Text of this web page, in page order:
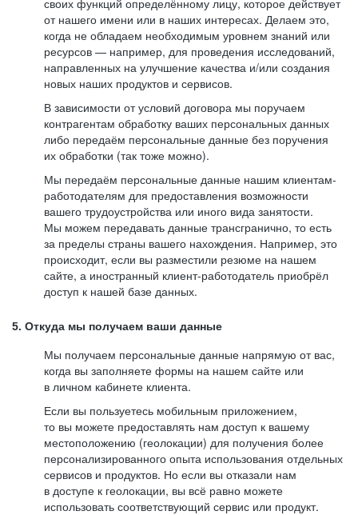
своих функций определённому лицу, которое действует
от нашего имени или в наших интересах. Делаем это,
когда не обладаем необходимым уровнем знаний или
ресурсов — например, для проведения исследований,
направленных на улучшение качества и/или создания
новых наших продуктов и сервисов.
В зависимости от условий договора мы поручаем
контрагентам обработку ваших персональных данных
либо передаём персональные данные без поручения
их обработки (так тоже можно).
Мы передаём персональные данные нашим клиентам-
работодателям для предоставления возможности
вашего трудоустройства или иного вида занятости.
Мы можем передавать данные трансгранично, то есть
за пределы страны вашего нахождения. Например, это
происходит, если вы разместили резюме на нашем
сайте, а иностранный клиент-работодатель приобрёл
доступ к нашей базе данных.
5. Откуда мы получаем ваши данные
Мы получаем персональные данные напрямую от вас,
когда вы заполняете формы на нашем сайте или
в личном кабинете клиента.
Если вы пользуетесь мобильным приложением,
то вы можете предоставлять нам доступ к вашему
местоположению (геолокации) для получения более
персонализированного опыта использования отдельных
сервисов и продуктов. Но если вы отказали нам
в доступе к геолокации, вы всё равно можете
использовать соответствующий сервис или продукт.